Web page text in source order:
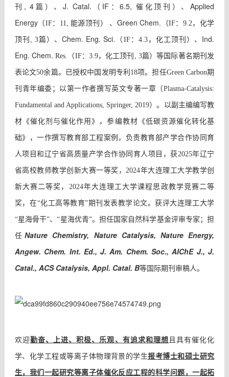
刊, 4篇）、J. Catal.（IF：6.5, 催化顶刊）、Applied
Energy（IF：11, 能源顶刊） 、Green Chem. （IF：9.2，化学
顶刊, 3篇） 、Chem. Eng. Sci. （IF：4.3，化工顶刊） 、Ind.
Eng. Chem.Res. （IF：3.9，化工顶刊, 3篇）等国际著名期刊发
表论文50余篇。已授权中国发明专利18项。担任Green Carbon期
刊青年编委；以第一作者撰写英文专著一章（Plasma-Catalysis:
Fundamental and Applications, Springer, 2019）。以副主编编写教
材《催化剂与催化作用》，参编教材《低碳资源催化转化基
础》，一作撰写教育部工程案例，负责教育部产学合作协同育
人项目和辽宁省高质量产学合作协同育人项目，获2025年辽宁
省高校教师教学创新大赛一等奖，2024年大连理工大学教学创
新大赛二等奖，2024年大连理工大学课程思政教学竞赛二等
奖，在“化工高等教育”期刊发表教学论文。获评大连理工大学
“星海骨干”、“星海优青”。担任国家自然科学基金评审专家；担
任Nature Chemistry, Nature Catalysis, Nature Energy,
Angew. Chem. Int. Ed., J. Am. Chem. Soc., AIChE J., J.
Catal., ACS Catalysis, Appl. Catal. B等国际期刊审稿人。
欢迎勤奋、上进、积极、乐观、有追求和理想 且具有催化化
学、化学工程或等离子体物理背景的学生报考博士和硕士研究
生，我们一起研究等离子体催化反应工程的科学问题，一起拓